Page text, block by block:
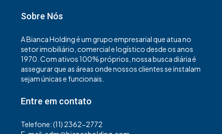
Sobre Nós
A Bianca Holding é um grupo empresarial que atua no
setor imobiliário, comercial e logístico desde os anos
1970. Com ativos 100% próprios, nossa busca diária é
assegurar que as áreas onde nossos clientes se instalam
sejam únicas e funcionais.
Entre em contato
Telefone: (11) 2362-2772